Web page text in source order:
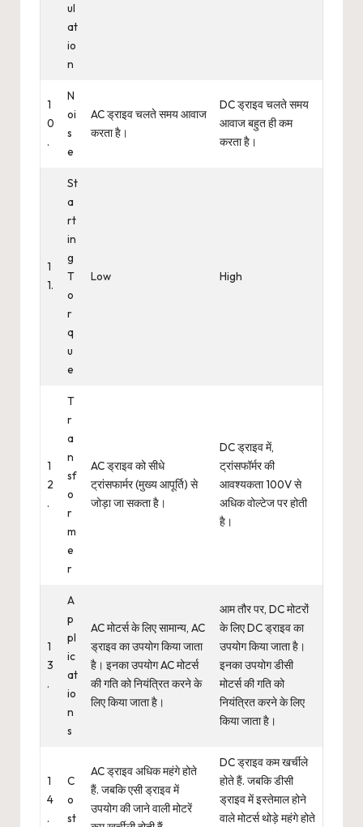
ul
at
io
n
1
0
.
N
oi
s
e
AC ड्राइव चलते समय आवाज
करता है।
DC ड्राइव चलते समय
आवाज बहुत ही कम
करता है।
1
1.
St
a
rt
in
g
T
o
r
q
u
e
Low High
1
2
.
T
r
a
n
sf
o
r
m
e
r
AC ड्राइव को सीधे
ट्रांसफार्मर (मुख्य आपूर्ति) से
जोड़ा जा सकता है।
DC ड्राइव में,
ट्रांसफॉर्मर की
आवश्यकता 100V से
अधिक वोल्टेज पर होती
है।
1
3
.
A
p
pl
ic
at
io
n
s
AC मोटर्स के लिए सामान्य, AC
ड्राइव का उपयोग किया जाता
है। इनका उपयोग AC मोटर्स
की गति को नियंत्रित करने के
लिए किया जाता है।
आम तौर पर, DC मोटरों
के लिए DC ड्राइव का
उपयोग किया जाता है।
इनका उपयोग डीसी
मोटर्स की गति को
नियंत्रित करने के लिए
किया जाता है।
1
4
.
C
o
st
AC ड्राइव अधिक महंगे होते
हैं. जबकि एसी ड्राइव में
उपयोग की जाने वाली मोटरें
DC ड्राइव कम खर्चीले
होते हैं. जबकि डीसी
ड्राइव में इस्तेमाल होने
वाले मोटर्स थोड़े महंगे होते